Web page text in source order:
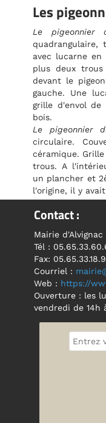
Contact :
Mairie
Tél :
Fax:
Courriel :
Web : https://
Ouverture : les
vendredi de 14h
Les
Le pigeonnier
avec lucarne en
plus deux
devant le
gauche. Une
grille d'envol
bois.
Le pigeonnier
circulaire.
céramique.
trous. A
un plancher et
l'origine, il y